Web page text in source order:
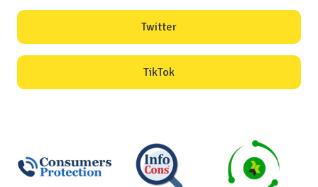
Twitter
TikTok